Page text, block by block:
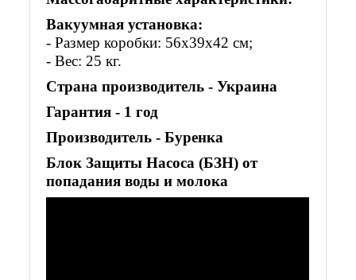
Вакуумная установка:
- Размер коробки: 56х39х42 см;
- Вес: 25 кг.
Страна производитель - Украина
Гарантия - 1 год
Производитель - Буренка
Блок Защиты Насоса (БЗН) от
попадания воды и молока